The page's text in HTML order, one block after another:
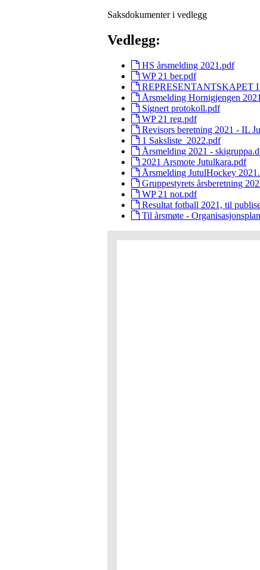
Saksdokumenter i vedlegg
Vedlegg:
HS årsmelding 2021.pdf
WP 21 ber.pdf
REPRESENTANTSKAPET
Årsmelding Hornigjengen
Signert protokoll.pdf
WP 21 reg.pdf
Revisors beretning 2021 - IL
1 Saksliste_2022.pdf
Årsmelding 2021 -
2021 Arsmote Jutulkara.pdf
Årsmelding JutulHockey
Gruppestyrets årsberetning
WP 21 not.pdf
Resultat fotball 2021, til
Til årsmøte -